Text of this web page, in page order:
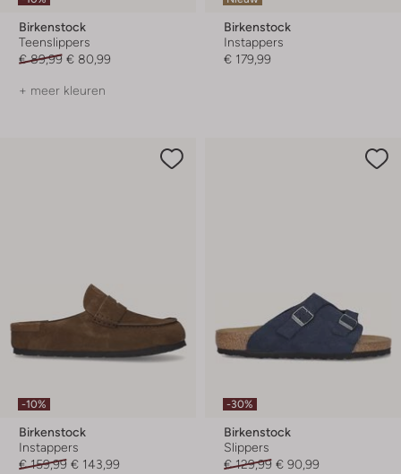
Birkenstock
Teenslippers
€ 89,99 € 80,99
+ meer kleuren
Birkenstock
Instappers
€ 179,99
-10%
Birkenstock
Instappers
€ 159,99 € 143,99
-30%
Birkenstock
Slippers
€ 129,99 € 90,99